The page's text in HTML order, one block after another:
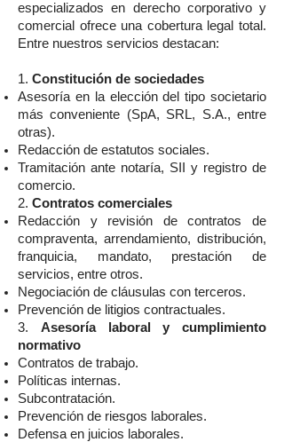
especializados en derecho corporativo y
comercial ofrece una cobertura legal total.
Entre nuestros servicios destacan:
1. Constitución de sociedades
Asesoría en la elección del tipo societario
más conveniente (SpA, SRL, S.A., entre
otras).
Redacción de estatutos sociales.
Tramitación ante notaría, SII y registro de
comercio.
2. Contratos comerciales
Redacción y revisión de contratos de
compraventa, arrendamiento, distribución,
franquicia, mandato, prestación de
servicios, entre otros.
Negociación de cláusulas con terceros.
Prevención de litigios contractuales.
3. Asesoría laboral y cumplimiento
normativo
Contratos de trabajo.
Políticas internas.
Subcontratación.
Prevención de riesgos laborales.
Defensa en juicios laborales.